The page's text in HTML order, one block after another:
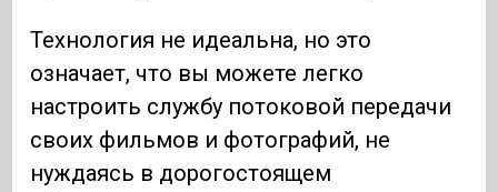
Технология не идеальна, но это
означает, что вы можете легко
настроить службу потоковой передачи
своих фильмов и фотографий, не
нуждаясь в дорогостоящем